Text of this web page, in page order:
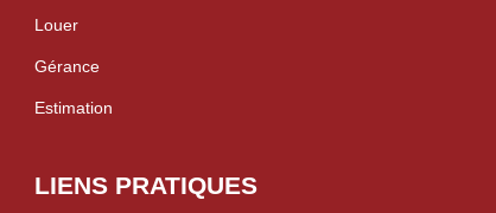
Louer
Gérance
Estimation
LIENS PRATIQUES